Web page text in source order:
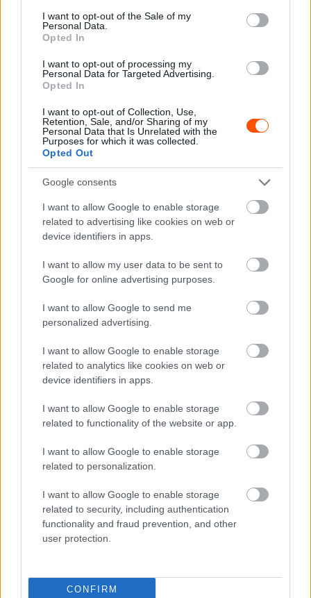
consent section.
I want to opt-out of the Sale of my
Personal Data.
Opted In
I want to opt-out of processing my
Personal Data for Targeted Advertising.
Opted In
I want to opt-out of Collection, Use,
Retention, Sale, and/or Sharing of my
Personal Data that Is Unrelated with the
Purposes for which it was collected.
Opted Out
Google consents
I want to allow Google to enable storage
related to advertising like cookies on web or
device identifiers in apps.
I want to allow my user data to be sent to
Google for online advertising purposes.
I want to allow Google to send me
personalized advertising.
I want to allow Google to enable storage
related to analytics like cookies on web or
device identifiers in apps.
I want to allow Google to enable storage
related to functionality of the website or app.
I want to allow Google to enable storage
related to personalization.
I want to allow Google to enable storage
related to security, including authentication
functionality and fraud prevention, and other
user protection.
CONFIRM
belülről a Ferrari F1-es körrekordot döntő
V12-es szörnyetege (videó)
Majer Dániel - 2023. augusztus 14.
Azért nyert végre valamit a Ferrari, mert
hagyta, hogy más végezze el a munkát?
Majer Dániel - 2023. június 15.
Amiről senki nem beszél – sportszerűtlen
húzás kellett a Ferrari Le Mans-i